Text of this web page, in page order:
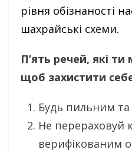
рівня обізнаності
шахрайські схеми.
П’ять речей, які
щоб захистити
Будь пильним
Не перераховуй
верифікованим